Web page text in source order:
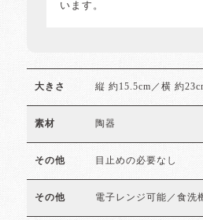
います。
大きさ 縦 約15.5cm／横 約
素材 陶器
その他 目止めの必要なし
その他 電子レンジ可能／食洗